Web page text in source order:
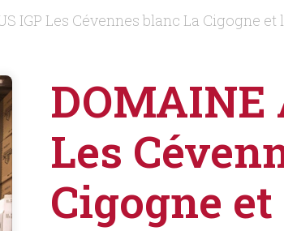
IGP Les Cévennes blanc La Cigogne et
DOMAINE
Les
Cigogne